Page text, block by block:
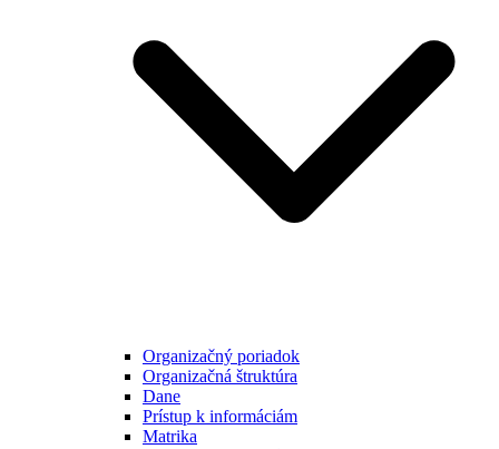
Organizačný poriadok
Organizačná štruktúra
Dane
Prístup k informáciám
Matrika